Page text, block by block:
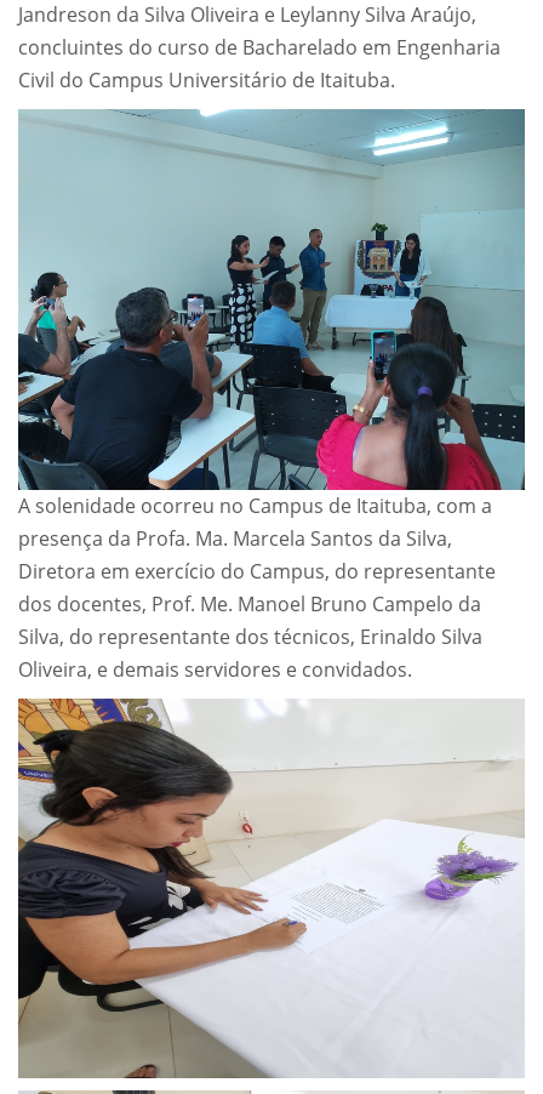
Jandreson da Silva Oliveira e Leylanny Silva Araújo,
concluintes do curso de Bacharelado em Engenharia
Civil do Campus Universitário de Itaituba.
A solenidade ocorreu no Campus de Itaituba, com a
presença da Profa. Ma. Marcela Santos da Silva,
Diretora em exercício do Campus, do representante
dos docentes, Prof. Me. Manoel Bruno Campelo da
Silva, do representante dos técnicos, Erinaldo Silva
Oliveira, e demais servidores e convidados.